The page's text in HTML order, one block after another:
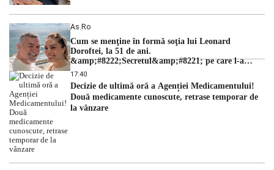
As.ro
Cum se menţine în formă soţia lui Leonard
Doroftei, la 51 de ani.
&amp;#8222;Secretul&amp;#8221; pe care l-a
dezvăluit
17:40
Decizie de ultimă oră a Agenției Medicamentului!
Două medicamente cunoscute, retrase temporar de
la vânzare